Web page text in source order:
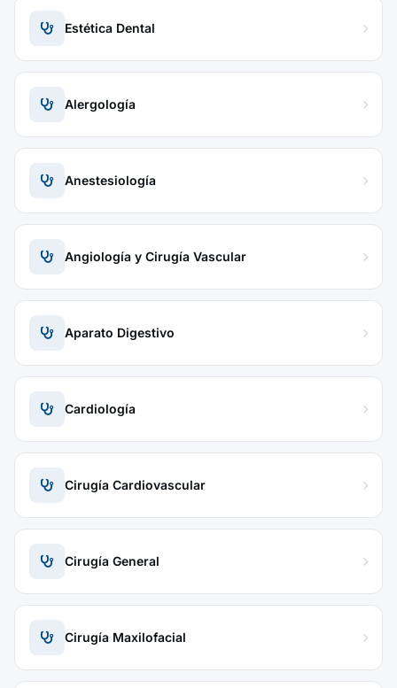
Estética Dental
Alergología
Anestesiología
Angiología y Cirugía Vascular
Aparato Digestivo
Cardiología
Cirugía Cardiovascular
Cirugía General
Cirugía Maxilofacial